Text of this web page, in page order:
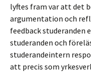
lyftes fram var att det
argumentation och
feedback
studeranden och
studerandeintern
att precis som